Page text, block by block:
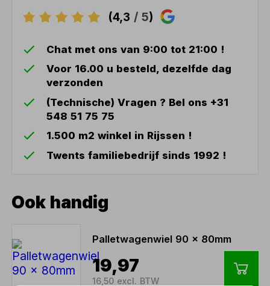
(4,3 / 5)
Chat met ons van 9:00 tot 21:00 !
Voor 16.00 u besteld, dezelfde dag
verzonden
(Technische) Vragen ? Bel ons +31
548 51 75 75
1.500 m2 winkel in Rijssen !
Twents familiebedrijf sinds 1992 !
Ook handig
Palletwagenwiel 90 x 80mm
19,97
16,50 excl. BTW